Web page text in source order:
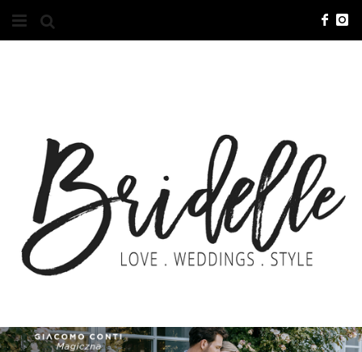
O NAS
KONTAKT
REKLAMA
ADVERTISING